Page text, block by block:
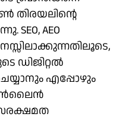
തിരയലിന്റെ
AEO
ഡിജിറ്റൽ
എപ്പോഴും